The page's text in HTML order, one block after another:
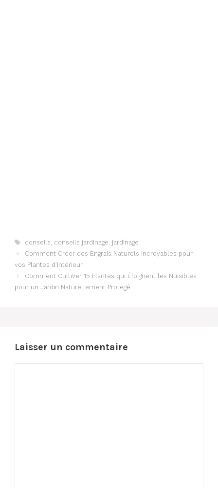
Étiquettes
conseils, conseils jardinage, jardinage
Comment Créer des Engrais Naturels Incroyables pour
vos Plantes d’Intérieur
Comment Cultiver 15 Plantes qui Éloignent les Nuisibles
pour un Jardin Naturellement Protégé
Laisser un commentaire